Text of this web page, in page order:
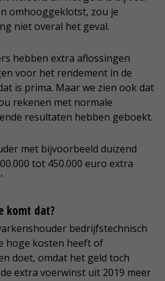
omhooggeklotst, zou je
niet overal het geval.
hebben extra aflossingen
voor het rendement in de
is prima. Maar we zien ook dat
rekenen met normale
resultaten hebben geboekt.
met bijvoorbeeld duizend
tot 450.000 euro extra
komt dat?
bedrijfstechnisch
hoge kosten heeft of
doet, omdat het geld toch
extra voerwinst uit 2019 meer